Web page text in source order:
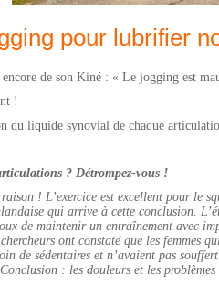
pour lubrifier
encore de son Kiné : « Le jogging est
!
liquide synovial de chaque
? Détrompez-vous !
raison ! L’exercice est excellent pour le
qui arrive à cette conclusion.
de maintenir un entraînement avec
ont constaté que les femmes
de sédentaires et n’avaient pas
: les douleurs et les